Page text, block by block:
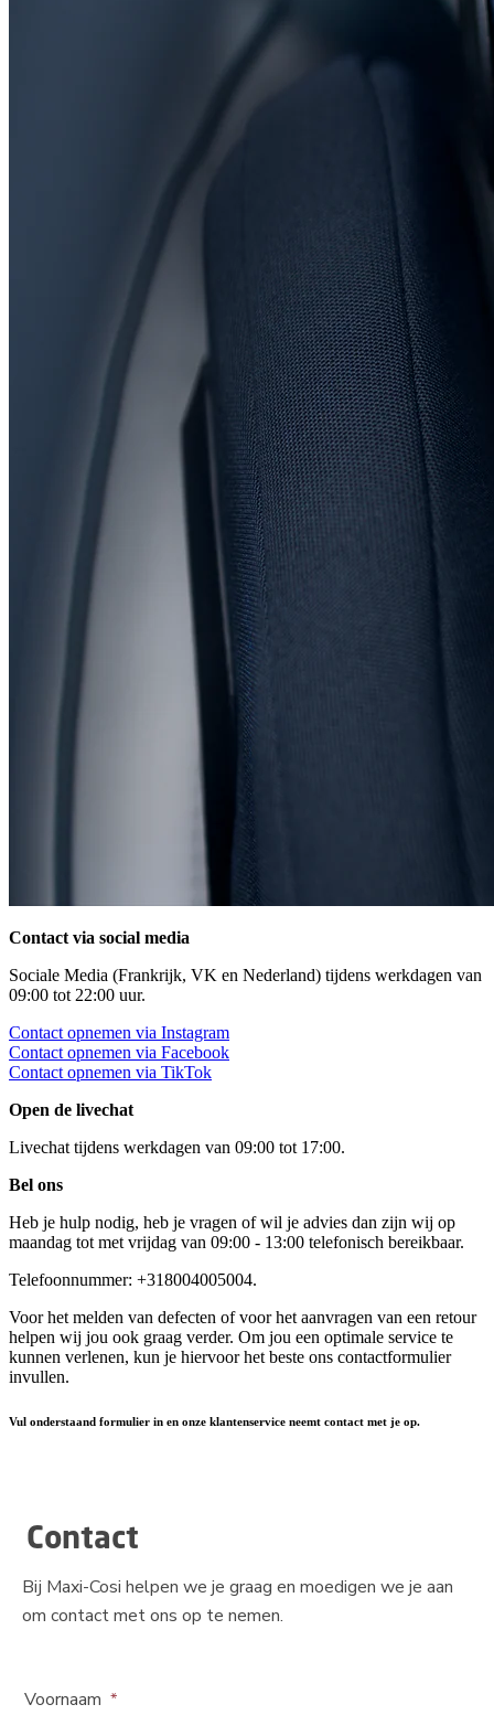
Contact via social media
Sociale Media (Frankrijk, VK en Nederland) tijdens werkdagen van
09:00 tot 22:00 uur.
Contact opnemen via Instagram
Contact opnemen via Facebook
Contact opnemen via TikTok
Open de livechat
Livechat tijdens werkdagen van 09:00 tot 17:00.
Bel ons
Heb je hulp nodig, heb je vragen of wil je advies dan zijn wij op
maandag tot met vrijdag van 09:00 - 13:00 telefonisch bereikbaar.
Telefoonnummer: +318004005004.
Voor het melden van defecten of voor het aanvragen van een retour
helpen wij jou ook graag verder. Om jou een optimale service te
kunnen verlenen, kun je hiervoor het beste ons contactformulier
invullen.
Vul onderstaand formulier in en onze klantenservice neemt contact met je op.
Contact
Bij Maxi-Cosi helpen we je graag en moedigen we je aan
om contact met ons op te nemen.
Voornaam